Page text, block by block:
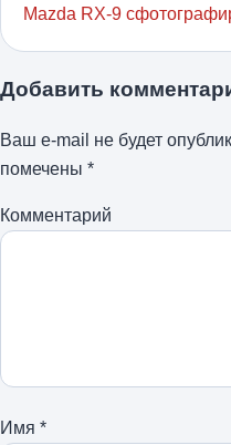
Mazda RX-9
Добавить
Ваш e-mail не будет
помечены *
Комментарий
Имя *